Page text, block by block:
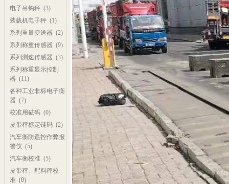
电子吊钩秤(3)
装载机电子秤(1)
系列重量变送器 (2)
系列称重传感器 (9)
系列测速传感器 (3)
系列称重显示控制
器 (11)
各种工业非标电子衡
器 (7)
校准用砝码(0)
皮带秤标定链码(2)
汽车衡防遥控作弊报
警仪 (5)
汽车衡校准(5)
皮带秤、配料秤校
准(0)